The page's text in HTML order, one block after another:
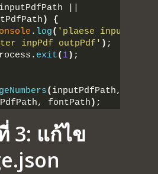
||
)
{
. log( 'plaese input a
inpPdf outpPdf' ) ;
exit( 1) ;
( inputPdfPath,
fontPath ) ;
3: แก้ไข
Tutorial
Raspberry pi
Interactive Design
MyProject
Contact
Summit Your